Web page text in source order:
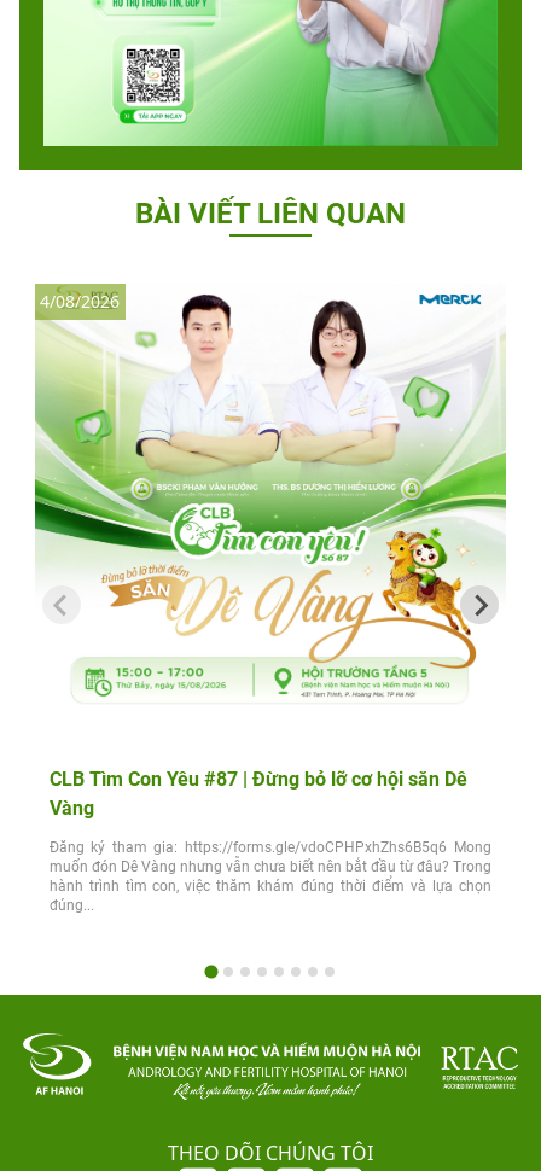
BÀI VIẾT LIÊN QUAN
CLB Tìm Con Yêu #87 | Đừng bỏ lỡ cơ hội săn Dê
Vàng
Đăng ký tham gia: https://forms.gle/vdoCPHPxhZhs6B5q6 Mong
muốn đón Dê Vàng nhưng vẫn chưa biết nên bắt đầu từ đâu? Trong
hành trình tìm con, việc thăm khám đúng thời điểm và lựa chọn
đúng...
4/08/2026
THEO DÕI CHÚNG TÔI